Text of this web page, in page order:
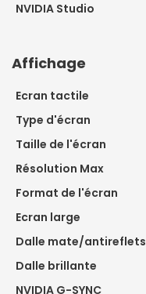
NVIDIA Studio
Affichage
Ecran tactile
Type d'écran
Taille de l'écran
Résolution Max
Format de l'écran
Ecran large
Dalle mate/antireflets
Dalle brillante
NVIDIA G-SYNC